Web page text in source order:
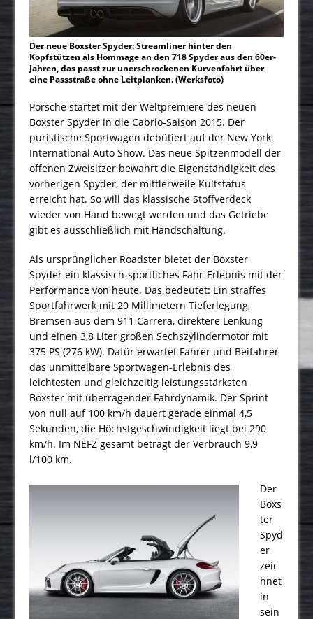
Der neue Boxster Spyder: Streamliner hinter den
Kopfstützen als Hommage an den 718 Spyder aus den 60er-
Jahren, das passt zur unerschrockenen Kurvenfahrt über
eine Passstraße ohne Leitplanken. (Werksfoto)
Porsche startet mit der Weltpremiere des neuen
Boxster Spyder in die Cabrio-Saison 2015. Der
puristische Sportwagen debütiert auf der New York
International Auto Show. Das neue Spitzenmodell der
offenen Zweisitzer bewahrt die Eigenständigkeit des
vorherigen Spyder, der mittlerweile Kultstatus
erreicht hat. So will das klassische Stoffverdeck
wieder von Hand bewegt werden und das Getriebe
gibt es ausschließlich mit Handschaltung.
Als ursprünglicher Roadster bietet der Boxster
Spyder ein klassisch-sportliches Fahr-Erlebnis mit der
Performance von heute. Das bedeutet: Ein straffes
Sportfahrwerk mit 20 Millimetern Tieferlegung,
Bremsen aus dem 911 Carrera, direktere Lenkung
und einen 3,8 Liter großen Sechszylindermotor mit
375 PS (276 kW). Dafür erwartet Fahrer und Beifahrer
das unmittelbare Sportwagen-Erlebnis des
leichtesten und gleichzeitig leistungsstärksten
Boxster mit überragender Fahrdynamik. Der Sprint
von null auf 100 km/h dauert gerade einmal 4,5
Sekunden, die Höchstgeschwindigkeit liegt bei 290
km/h. Im NEFZ gesamt beträgt der Verbrauch 9,9
l/100 km.
Der
Boxs
ter
Spyd
er
zeic
hnet
in
sein